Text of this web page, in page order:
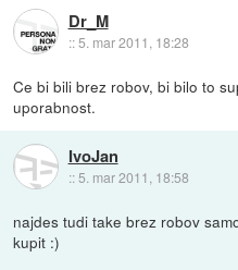
Dr_M
::5. mar 2011, 18:28
Ce bi bili brez robov, bi bilo to
uporabnost.
IvoJan
:: 5. mar 2011, 18:58
najdes tudi take brez robov
kupit :)